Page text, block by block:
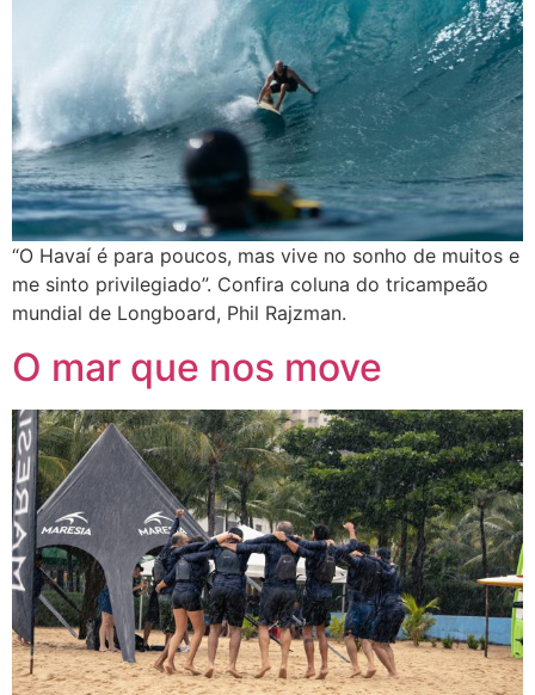
“O Havaí é para poucos, mas vive no sonho de muitos e
me sinto privilegiado”. Confira coluna do tricampeão
mundial de Longboard, Phil Rajzman.
O mar que nos move